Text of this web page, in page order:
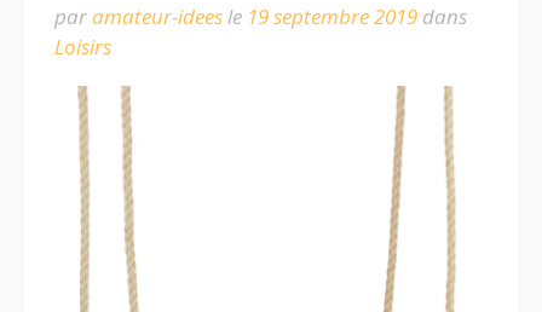
paramateur-ideesle 19 septembre 2019 dans
Loisirs